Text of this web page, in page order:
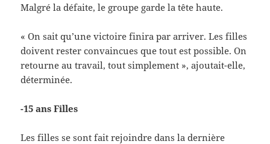
Malgré la défaite, le groupe garde la tête haute.
« On sait qu’une victoire finira par arriver. Les filles
doivent rester convaincues que tout est possible. On
retourne au travail, tout simplement », ajoutait-elle,
déterminée.
-15 ans Filles
Les filles se sont fait rejoindre dans la dernière